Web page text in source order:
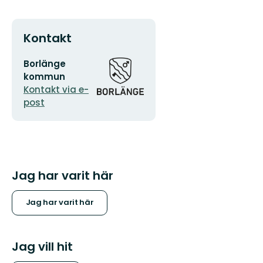
Kontakt
E-
postadress
Borlänge
kommun
Kontakt via e-
post
Organisationens
logotyp
Jag har varit här
Jag har varit här
Jag vill hit